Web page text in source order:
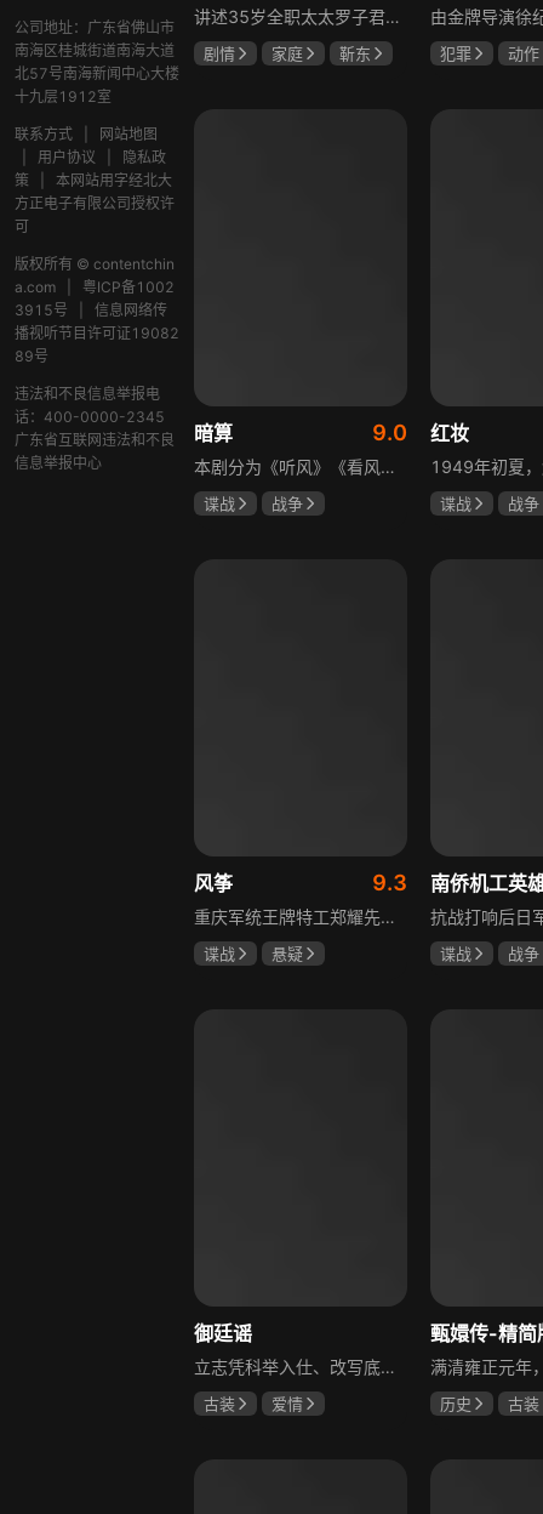
公司地址：广东省佛山市
南海区桂城街道南海大道
北57号南海新闻中心大楼
十九层1912室
联系方式
网站地图
用户协议
隐私政
策
本网站用字经北大
方正电子有限公司授权许
可
版权所有 © contentchin
a.com
粤ICP备1002
3915号
信息网络传
播视听节目许可证19082
89号
违法和不良信息举报电
话：400-0000-2345
广东省互联网违法和不良
信息举报中心
讲述35岁全职太太罗子君因丈夫突然离婚陷入人生谷底，带孩子闯入社会，从安逸走向落魄。贺涵作为事业有成的精英，平静生活被罗子君打破，需应对各类突发状况。生活逼迫罗子君重拾骨气，贺涵也收获温暖，二人历经波折，罗子君实现自我成长，贺涵也找到人生新方向，展现都市女性蜕变与情感纠葛。
剧情 家庭
靳东
犯罪
动作
暗算 9.0
本剧分为《听风》《看风》和《捕风》三个篇章，三者在时间关系及故事上相对独立，又千丝万缕。听风，即无线电侦听者，是一群“靠耳朵打江山”的人，他们的耳朵可以听到天外之音、无声之音、秘密之音。看风，即密码破译的人，是一群“善于神机妙算”的人，他们的慧眼可以识破天机、释读天书、看阅无字之书。捕风，即我党地下工作者，在国民党大肆实施白色恐怖时期，他们是牺牲者更是战斗者，乔装打扮深入虎穴，迎风而战，为缔造共和国立下不朽的丰功伟业。
谍战
战争
红妆
谍战
战争
风筝 9.3
重庆军统王牌特工郑耀先实为潜伏的中共特工“风筝”，上线牺牲后他与组织失联，解放后化名周志乾继续提供情报。身份证实后他仍协助破获特务案，三十年情报生涯中他遭敌人追杀、妻离子散，为国家牺牲是他的人生价值。
谍战
悬疑
谍战
战争
御廷谣
立志凭科举入仕、改写底层命运的孤女孟廷辉因意外结识微服私访的少年新帝英寡，二人联手铲除沙州官匪，英寡赏识其胆识智谋，暗中助力她赴京赶考。孟廷辉入京后遭科举舞弊构陷，凭智勇自证清白，被英寡破格任命为察闻院主事，清查虎啸帮、晚香阁等黑恶势力，逐步牵出血月会复国阴谋与朝堂权斗。二人从君臣知己渐生情愫，历经身世谜团、朝堂阻力与边境战乱，最终平定叛乱、整肃朝纲，携手共护江山万民。
古装
爱情
甄嬛传-精简
历史
古装